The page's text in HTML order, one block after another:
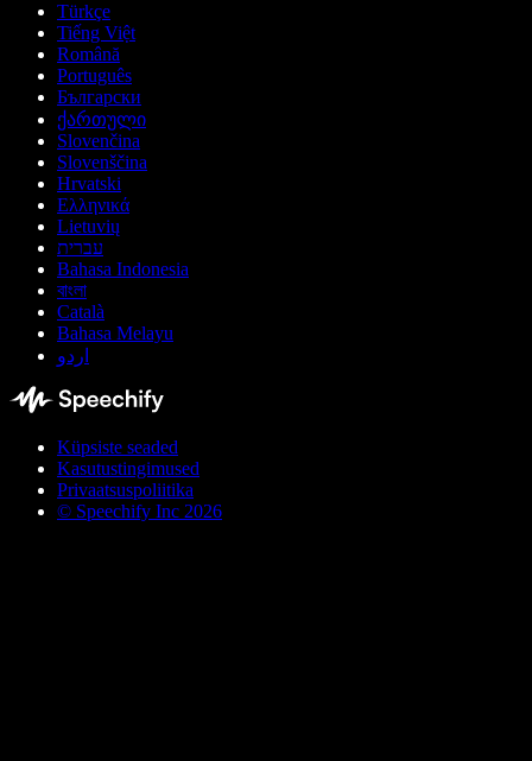
Türkçe
Tiếng Việt
Română
Português
Български
ქართული
Slovenčina
Slovenščina
Hrvatski
Ελληνικά
Lietuvių
עברית
Bahasa Indonesia
বাংলা
Català
Bahasa Melayu
اردو
Küpsiste seaded
Kasutustingimused
Privaatsuspoliitika
© Speechify Inc 2026